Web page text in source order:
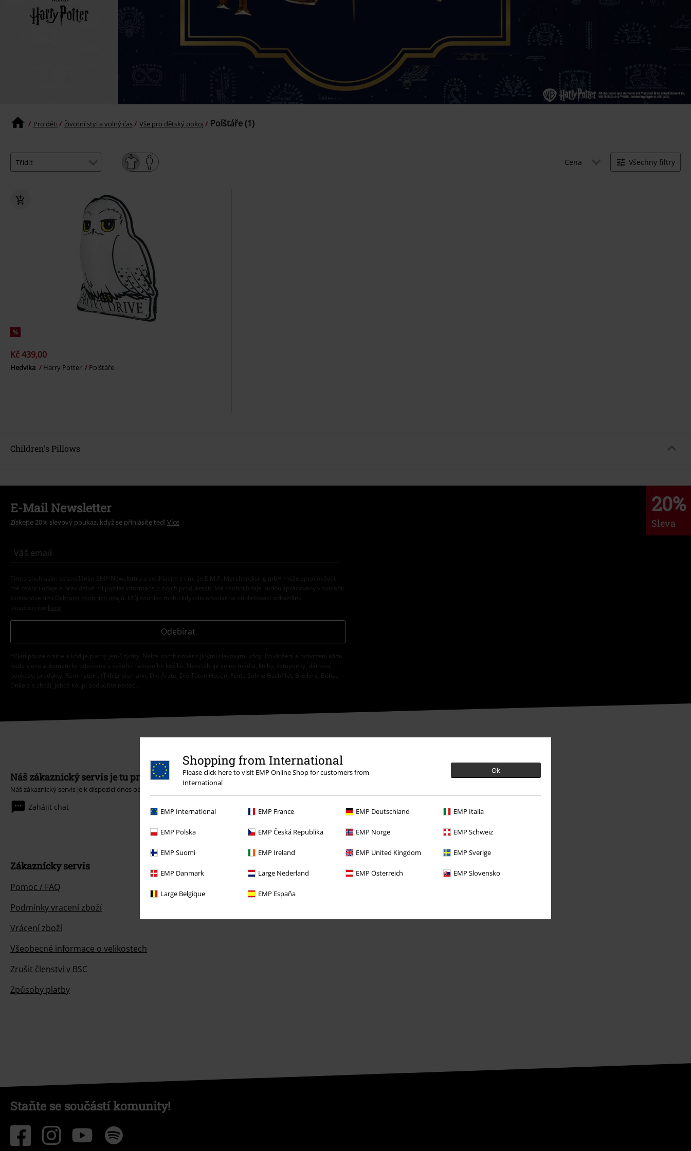
Shopping from International
Please click here to visit EMP Online Shop for customers from
International
Ok
EMP International EMP France EMP Deutschland EMP Italia
EMP Polska EMP Česká Republika EMP Norge EMP Schweiz
EMP Suomi EMP Ireland EMP United Kingdom EMP Sverige
EMP Danmark Large Nederland EMP Österreich EMP Slovensko
Large Belgique EMP España
Pro děti Životní styl a volný čas Vše pro dětský pokoj Polštáře (1)
Cena Všechny filtry
%
Kč 439,00
Hedvika Harry Potter Polštáře
Children's Pillows
20%
Sleva
E-Mail Newsletter
Získejte 20% slevový poukaz, když se přihlásíte teď! Více
Tímto souhlasím se zasíláním EMP Newslettru a souhlasím s tím, že E.M.P. Merchandising mbH může zpracovávat
mé osobní údaje a pravidelně mi posílat informace o svých produktech. Mé osobní údaje budou zpracovány v souladu
s ustanoveními
Ochrana osobních údajů . Můj souhlas mohu kdykoliv odvolat na odhlašovací odkaz/link.
Unsubscribe here
Odebírat
*Platí pouze online a kód je platný jen 4 týdny. Nelze kombinovat s jinými slevovými kódy. Po vložení a potvrzení kódu
bude sleva automaticky odečtena z vašeho nákupního košíku. Nevztahuje se na média, knihy, vstupenky, dárkové
poukazy, produkty: Rammstein, (Till) Lindemann, Die Ärzte, Die Toten Hosen, Feine Sahne Fischfilet, Broilers, Böhse
Onkelz a zboží, jehož koupí podpoříte nadaci.
Náš zákaznický servis je tu pro vás
Náš zákaznický servis je k dispozici dnes od 09:00 hod do 17:00 hod.
Zahájit chat
Zákaznícky servis
Pomoc / FAQ
Podmínky vracení zboží
Vrácení zboží
Všeobecné informace o velikostech
Zrušit členství v BSC
Způsoby platby
Staňte se součástí komunity!